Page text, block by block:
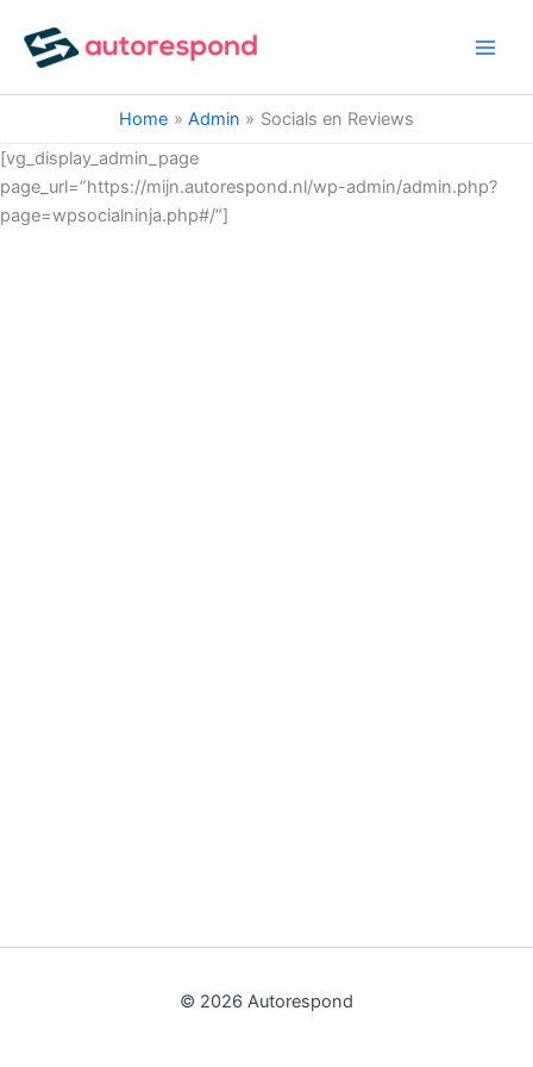
naar
inhoud
Home
Admin
Socials en Reviews
[vg_display_admin_page
page_url=”https://mijn.autorespond.nl/wp-admin/admin.php?
page=wpsocialninja.php#/”]
© 2026 Autorespond